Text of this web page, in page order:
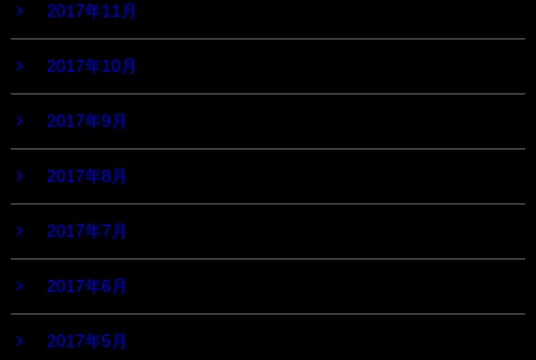
2017年11月
2017年10月
2017年9月
2017年8月
2017年7月
2017年6月
2017年5月